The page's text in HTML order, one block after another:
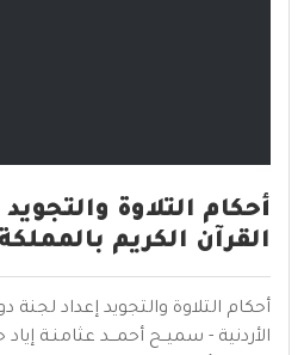
أحكام التلاوة
القرآن الكريم بالمملكة
أحكام التلاوة والتجويد إعداد لجنة
الأردنية - سميــح أحمـــد عثامنـة إياد